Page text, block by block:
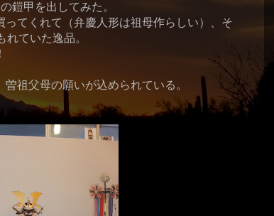
鎧甲を出してみた。
てくれて（弁慶人形は祖母作らしい）、そ
ていた逸品。
曽祖父母の願いが込められている。